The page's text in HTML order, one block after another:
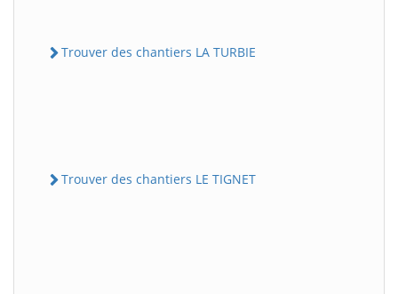
Trouver des chantiers LA TURBIE
Trouver des chantiers LE TIGNET